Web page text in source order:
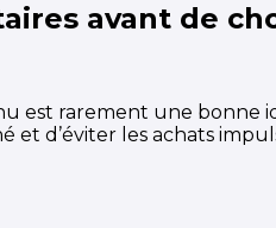
avant de
est rarement une bonne
d’éviter les achats